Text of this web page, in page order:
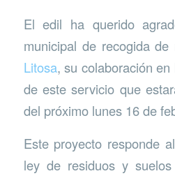
El edil ha querido
municipal de recogida
Litosa, su colaboración
de este servicio que
del próximo lunes 16 de
Este proyecto responde
ley de residuos y